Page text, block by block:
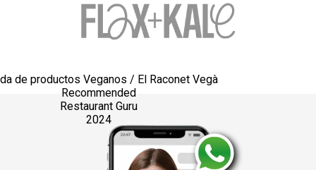
de productos Veganos / El Raconet Vegà
Recommended
Restaurant Guru
2024